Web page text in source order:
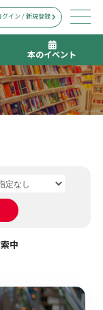
本のイベント
グイン / 新規登録
中